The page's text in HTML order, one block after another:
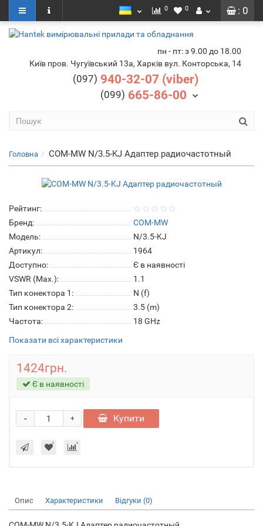
: 0
0 0
пн - пт: з 9.00 до 18.00
Київ пров. Чугуївський 13а, Харків вул. Конторська, 14
(097) 940-32-07 (viber)
(099) 665-86-00
Головна COM-MW N/3.5-KJ Адаптер радиочастотный
Рейтинг:
Бренд:
COM-MW
Модель:
N/3.5-KJ
Артикул:
1964
Доступно:
Є в наявності
VSWR (Max.):
1.1
Тип конектора 1:
N (f)
Тип конектора 2:
3.5 (m)
Частота:
18 GHz
Показати всі характеристики
1424грн.
Є в наявності
+
- Купити
Опис Характеристики Відгуки (0)